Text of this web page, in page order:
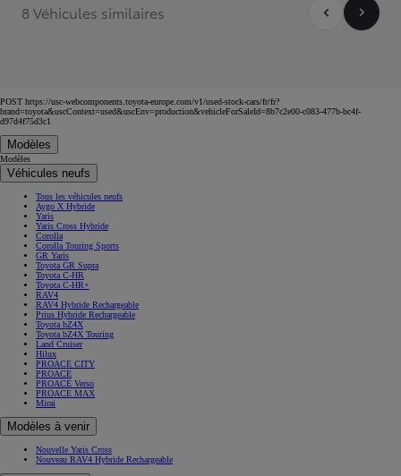
8 Véhicules similaires
POST https://usc-webcomponents.toyota-europe.com/v1/used-stock-cars/fr/fr?
brand=toyota&uscContext=used&uscEnv=production&vehicleForSaleId=8b7c2e00-c083-477b-bc4f-
d97d4f75d3c1
Modèles
Modèles
Véhicules neufs
Tous les véhicules neufs
Aygo X Hybride
Yaris
Yaris Cross Hybride
Corolla
Corolla Touring Sports
GR Yaris
Toyota GR Supra
Toyota C-HR
Toyota C-HR+
RAV4
RAV4 Hybride Rechargeable
Prius Hybride Rechargeable
Toyota bZ4X
Toyota bZ4X Touring
Land Cruiser
Hilux
PROACE CITY
PROACE
PROACE Verso
PROACE MAX
Mirai
Modèles à venir
Nouvelle Yaris Cross
Nouveau RAV4 Hybride Rechargeable